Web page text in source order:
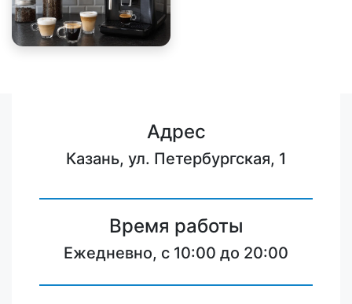
Адрес
Казань, ул. Петербургская, 1
Время работы
Ежедневно, с 10:00 до 20:00